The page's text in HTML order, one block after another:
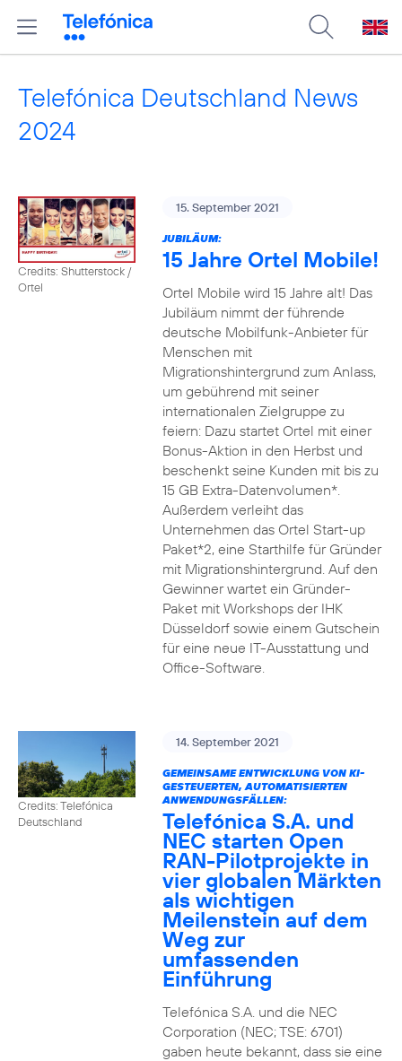
Telefónica Deutschland News
2024
Credits: Shutterstock /
Ortel
15. September 2021
JUBILÄUM:
15 Jahre Ortel Mobile!
Ortel Mobile wird 15 Jahre alt! Das
Jubiläum nimmt der führende
deutsche Mobilfunk-Anbieter für
Menschen mit
Migrationshintergrund zum Anlass,
um gebührend mit seiner
internationalen Zielgruppe zu
feiern: Dazu startet Ortel mit einer
Bonus-Aktion in den Herbst und
beschenkt seine Kunden mit bis zu
15 GB Extra-Datenvolumen*.
Außerdem verleiht das
Unternehmen das Ortel Start-up
Paket*2, eine Starthilfe für Gründer
mit Migrationshintergrund. Auf den
Gewinner wartet ein Gründer-
Paket mit Workshops der IHK
Düsseldorf sowie einem Gutschein
für eine neue IT-Ausstattung und
Office-Software.
Credits: Telefónica
Deutschland
14. September 2021
GEMEINSAME ENTWICKLUNG VON KI-
GESTEUERTEN, AUTOMATISIERTEN
ANWENDUNGSFÄLLEN:
Telefónica S.A. und
NEC starten Open
RAN-Pilotprojekte in
vier globalen Märkten
als wichtigen
Meilenstein auf dem
Weg zur
umfassenden
Einführung
Telefónica S.A. und die NEC
Corporation (NEC; TSE: 6701)
gaben heute bekannt, dass sie eine